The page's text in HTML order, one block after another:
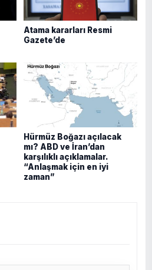
Atama kararları Resmi
Gazete’de
Hürmüz Boğazı açılacak
mı? ABD ve İran’dan
karşılıklı açıklamalar.
“Anlaşmak için en iyi
zaman”